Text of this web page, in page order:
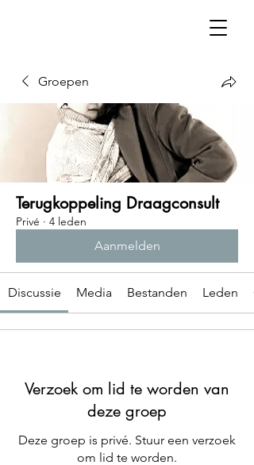
Groepen
Terugkoppeling Draagconsult
Privé · 4 leden
Aanmelden
Discussie Media Bestanden Leden
Verzoek om lid te worden van
deze groep
Deze groep is privé. Stuur een verzoek
om lid te worden.